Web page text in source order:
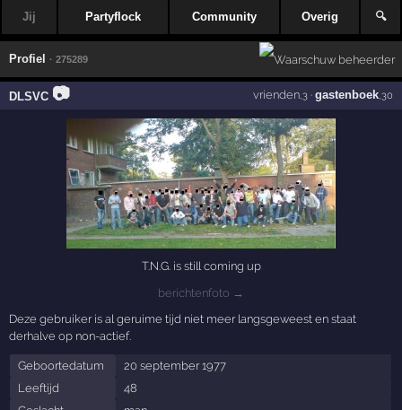
Jij Partyflock Community Overig 🔍
Profiel · 275289
DLSVC 📷 vrienden,3· gastenboek,30
T.N.G. is still coming up
berichtenfoto →
Deze gebruiker is al geruime tijd niet meer langsgeweest en staat
derhalve op non-actief.
Geboortedatum
20 september 1977
Leeftijd
48